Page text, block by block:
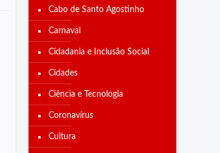
Cabo de Santo Agostinho
Carnaval
Cidadania e Inclusão Social
Cidades
Ciência e Tecnologia
Coronavírus
Cultura